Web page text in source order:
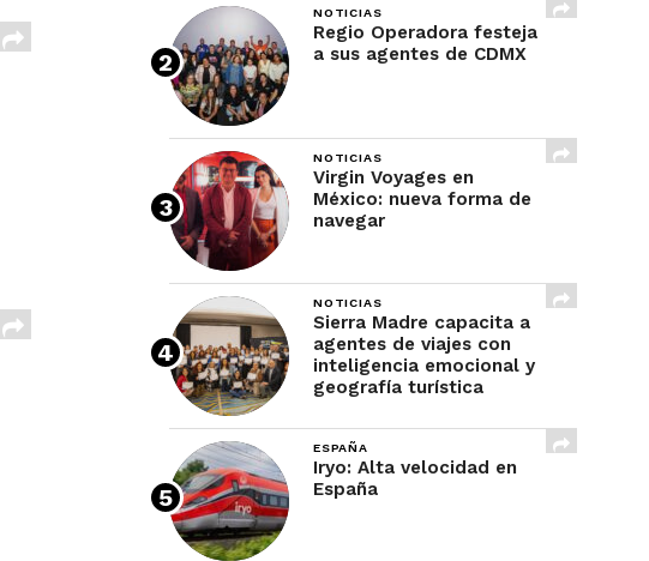
NOTICIAS
Regio Operadora festeja
a sus agentes de CDMX
NOTICIAS
Virgin Voyages en
México: nueva forma de
navegar
NOTICIAS
Sierra Madre capacita a
agentes de viajes con
inteligencia emocional y
geografía turística
ESPAÑA
Iryo: Alta velocidad en
España